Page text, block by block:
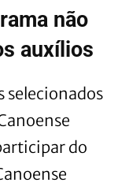
não
auxílios
selecionados
do